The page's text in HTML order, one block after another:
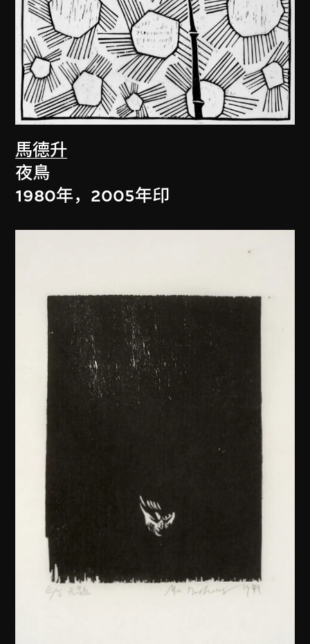
馬德升
夜鳥
1980年，2005年印